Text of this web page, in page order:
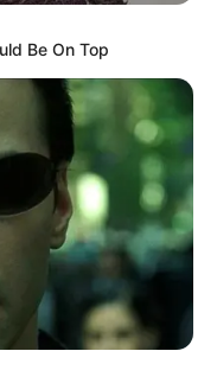
Be On Top